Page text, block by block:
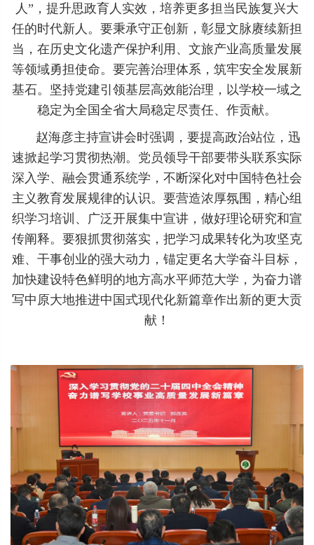
人”，提升思政育人实效，培养更多担当民族复兴大
任的时代新人。要秉承守正创新，彰显文脉赓续新担
当，在历史文化遗产保护利用、文旅产业高质量发展
等领域勇担使命。要完善治理体系，筑牢安全发展新
基石。坚持党建引领基层高效能治理，以学校一域之
稳定为全国全省大局稳定尽责任、作贡献。
赵海彦主持宣讲会时强调，要提高政治站位，迅
速掀起学习贯彻热潮。党员领导干部要带头联系实际
深入学、融会贯通系统学，不断深化对中国特色社会
主义教育发展规律的认识。要营造浓厚氛围，精心组
织学习培训、广泛开展集中宣讲，做好理论研究和宣
传阐释。要狠抓贯彻落实，把学习成果转化为攻坚克
难、干事创业的强大动力，锚定更名大学奋斗目标，
加快建设特色鲜明的地方高水平师范大学，为奋力谱
写中原大地推进中国式现代化新篇章作出新的更大贡
献！